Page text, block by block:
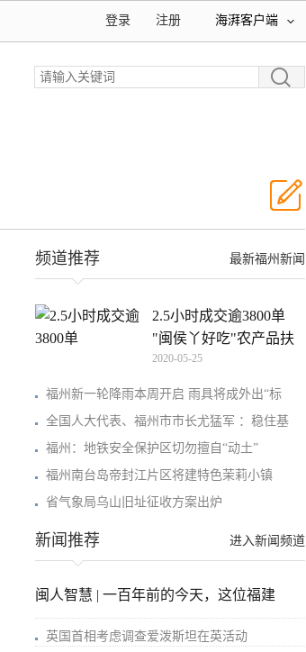
海湃客户端
注册
登录
最新福州新闻
频道推荐
2.5小时成交逾3800单
"闽侯丫好吃"农产品扶
贫
2020-05-25
福州新一轮降雨本周开启 雨具将成外出“标
全国人大代表、福州市市长尤猛军 ：稳住基
福州：地铁安全保护区切勿擅自“动土”
福州南台岛帝封江片区将建特色茉莉小镇
省气象局乌山旧址征收方案出炉
进入新闻频道
新闻推荐
闽人智慧 | 一百年前的今天，这位福建
英国首相考虑调查爱泼斯坦在英活动